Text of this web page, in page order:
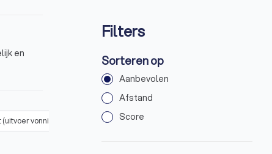
en
vonnis / deurwaarder) Huurvordering
Filters
Sorteren op
Aanbevolen
Afstand
Score